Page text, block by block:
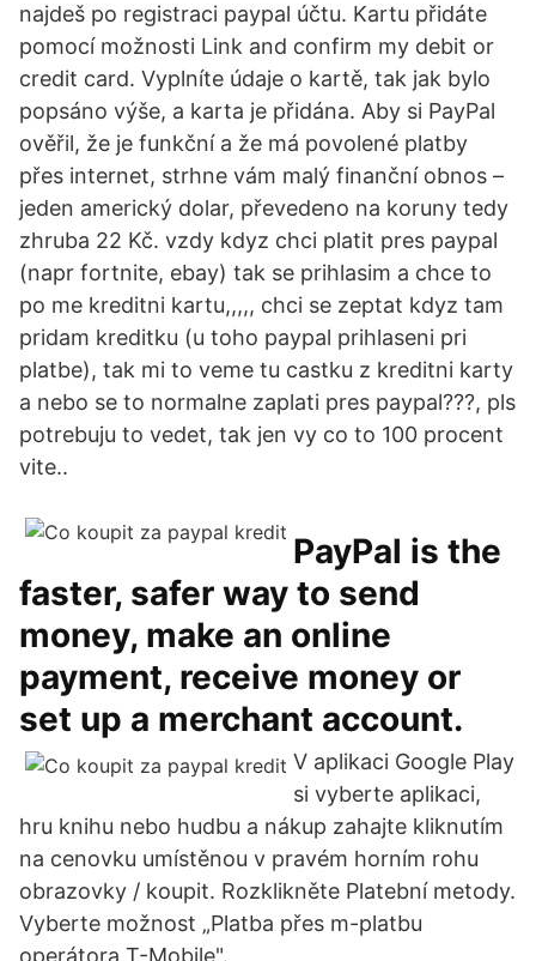
najdeš po registraci paypal účtu. Kartu přidáte
pomocí možnosti Link and confirm my debit or
credit card. Vyplníte údaje o kartě, tak jak bylo
popsáno výše, a karta je přidána. Aby si PayPal
ověřil, že je funkční a že má povolené platby
přes internet, strhne vám malý finanční obnos –
jeden americký dolar, převedeno na koruny tedy
zhruba 22 Kč. vzdy kdyz chci platit pres paypal
(napr fortnite, ebay) tak se prihlasim a chce to
po me kreditni kartu,,,,, chci se zeptat kdyz tam
pridam kreditku (u toho paypal prihlaseni pri
platbe), tak mi to veme tu castku z kreditni karty
a nebo se to normalne zaplati pres paypal???, pls
potrebuju to vedet, tak jen vy co to 100 procent
vite..
PayPal is the
faster, safer way to send
money, make an online
payment, receive money or
set up a merchant account.
V aplikaci Google Play
si vyberte aplikaci,
hru knihu nebo hudbu a nákup zahajte kliknutím
na cenovku umístěnou v pravém horním rohu
obrazovky / koupit. Rozklikněte Platební metody.
Vyberte možnost „Platba přes m-platbu
operátora T-Mobile".